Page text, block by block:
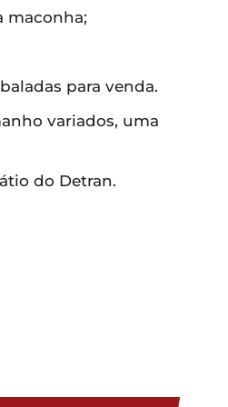
maconha;
para venda.
variados, uma
do Detran.